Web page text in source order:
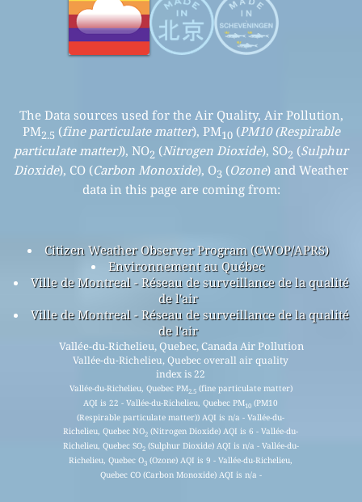
The Data sources used for the Air Quality, Air Pollution,
PM2.5 (fine particulate matter), PM10(PM10 (Respirable
particulate matter)), NO2 (Nitrogen Dioxide), SO2 (Sulphur
Dioxide), CO (Carbon Monoxide), O3 (Ozone) and Weather
data in this page are coming from:
Citizen Weather Observer Program (CWOP/APRS)
Environnement au Québec
Ville de Montreal - Réseau de surveillance de la qualité
de l'air
Ville de Montreal - Réseau de surveillance de la qualité
de l'air
Vallée-du-Richelieu, Quebec, Canada Air Pollution
Vallée-du-Richelieu, Quebec overall air quality
index is 22
Vallée-du-Richelieu, Quebec PM2.5(fine particulate matter)
AQI is 22 - Vallée-du-Richelieu, Quebec PM10 (PM10
(Respirable particulate matter)) AQI is n/a - Vallée-du-
Richelieu, Quebec NO2 (Nitrogen Dioxide) AQI is 6 - Vallée-du-
Richelieu, Quebec SO2(Sulphur Dioxide) AQI is n/a - Vallée-du-
Richelieu, Quebec O3 (Ozone) AQI is 9 - Vallée-du-Richelieu,
Quebec CO (Carbon Monoxide) AQI is n/a -